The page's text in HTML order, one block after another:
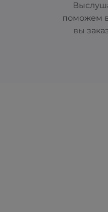
поможем
вы